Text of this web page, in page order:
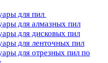
для пил
для алмазных пил
для дисковых пил
для ленточных пил
для отрезных пил по